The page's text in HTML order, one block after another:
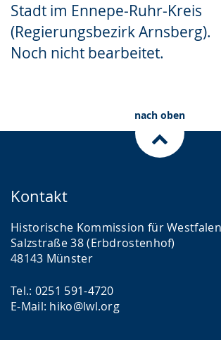
Stadt im Ennepe-Ruhr-Kreis
(Regierungsbezirk Arnsberg).
Noch nicht bearbeitet.
wechseln.
Deutscher
Gebärdensprache
wird
nach oben
Kontakt
Historische Kommission für Westfalen
Salzstraße 38 (Erbdrostenhof)
48143 Münster
Tel.: 0251 591-4720
E-Mail: hiko@lwl.org